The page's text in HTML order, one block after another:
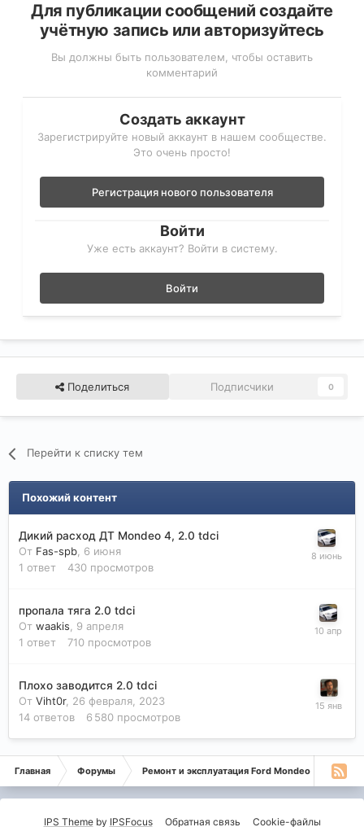
Для публикации сообщений создайте
учётную запись или авторизуйтесь
Вы должны быть пользователем, чтобы оставить
комментарий
Создать аккаунт
Зарегистрируйте новый аккаунт в нашем сообществе.
Это очень просто!
Регистрация нового пользователя
Войти
Уже есть аккаунт? Войти в систему.
Войти
Поделиться Подписчики 0
Перейти к списку тем
Похожий контент
Дикий расход ДТ Mondeo 4, 2.0 tdci
От Fas-spb 6 июня
1 ответ 430 просмотров
пропала тяга 2.0 tdci
От waakis
9 апреля
1 ответ 710 просмотров
Плохо заводится 2.0 tdci
От Viht0r, 26 февраля, 2023
14 ответов 6 580 просмотров
Главная Форумы Ремонт и эксплуатация Ford Mondeo
IPS Themeby IPSFocus Обратная связь Cookie-файлы